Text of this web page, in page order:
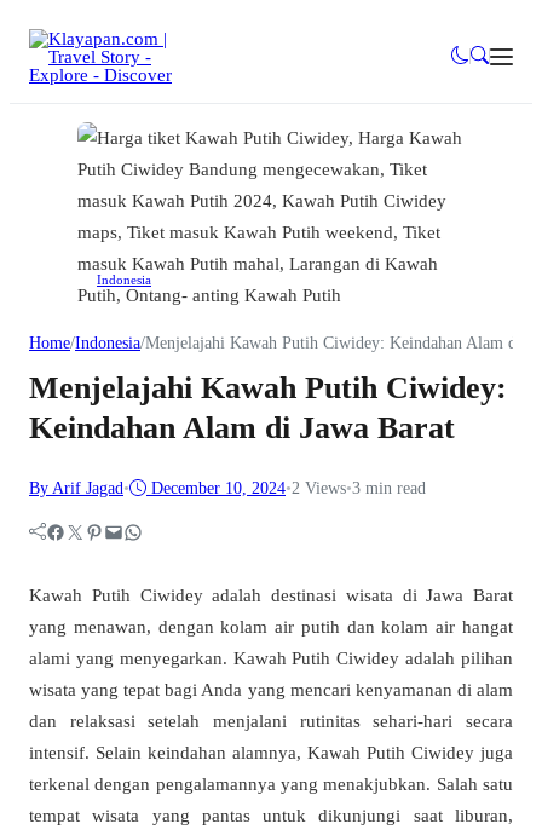
Indonesia
Home/Indonesia/Menjelajahi Kawah Putih Ciwidey: Keindahan Alam di
Menjelajahi Kawah Putih Ciwidey:
Keindahan Alam di Jawa Barat
By Arif Jagad • December 10, 2024•2 Views•3 min read
Facebook Twitter Pinterest Mail WhatsApp
Kawah Putih Ciwidey adalah destinasi wisata di Jawa Barat
yang menawan, dengan kolam air putih dan kolam air hangat
alami yang menyegarkan. Kawah Putih Ciwidey adalah pilihan
wisata yang tepat bagi Anda yang mencari kenyamanan di alam
dan relaksasi setelah menjalani rutinitas sehari-hari secara
intensif. Selain keindahan alamnya, Kawah Putih Ciwidey juga
terkenal dengan pengalamannya yang menakjubkan. Salah satu
tempat wisata yang pantas untuk dikunjungi saat liburan,